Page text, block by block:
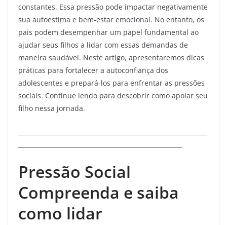
constantes. Essa pressão pode impactar negativamente
sua autoestima e bem-estar emocional. No entanto, os
pais podem desempenhar um papel fundamental ao
ajudar seus filhos a lidar com essas demandas de
maneira saudável. Neste artigo, apresentaremos dicas
práticas para fortalecer a autoconfiança dos
adolescentes e prepará-los para enfrentar as pressões
sociais. Continue lendo para descobrir como apoiar seu
filho nessa jornada.
Pressão Social
Compreenda e saiba
como lidar